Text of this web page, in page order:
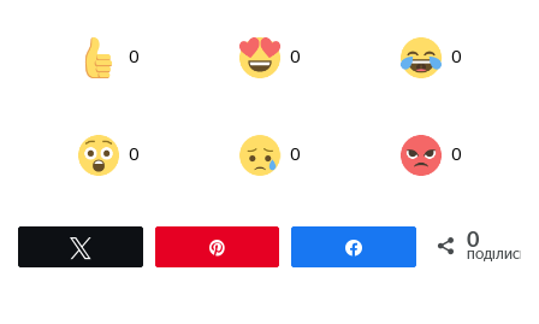
0 0 0
0 0 0
Поділитися0
ПОДІЛИСЬ